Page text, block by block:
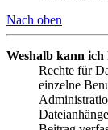
Nach oben
Weshalb kann ich
Rechte für
einzelne